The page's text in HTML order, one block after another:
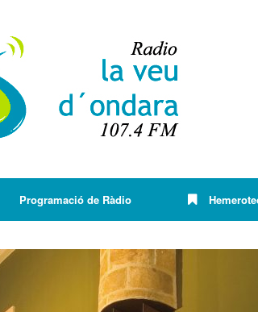
Programació de Ràdio